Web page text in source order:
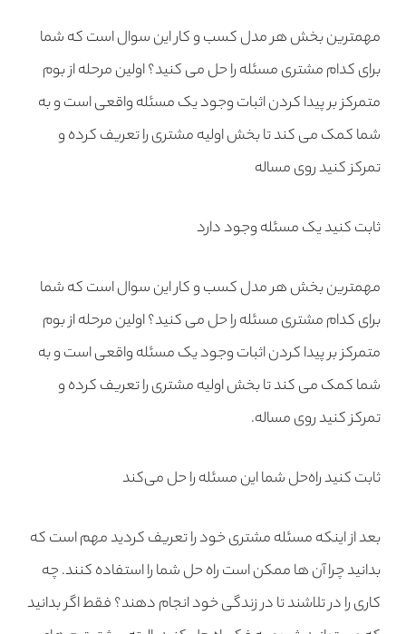
مهمترین بخش هر مدل کسب و کار این سوال است که شما
برای کدام مشتری مسئله را حل می کنید؟ اولین مرحله از بوم
متمرکز بر پیدا کردن اثبات وجود یک مسئله واقعی است و به
شما کمک می کند تا بخش اولیه مشتری را تعریف کرده و
تمرکز کنید روی مساله
ثابت کنید یک مسئله وجود دارد
مهمترین بخش هر مدل کسب و کار این سوال است که شما
برای کدام مشتری مسئله را حل می کنید؟ اولین مرحله از بوم
متمرکز بر پیدا کردن اثبات وجود یک مسئله واقعی است و به
شما کمک می کند تا بخش اولیه مشتری را تعریف کرده و
تمرکز کنید روی مساله.
ثابت کنید راه‌حل شما این مسئله را حل می‌کند
بعد از اینکه مسئله مشتری خود را تعریف کردید مهم است که
بدانید چرا آن ها ممکن است راه حل شما را استفاده کنند. چه
کاری را در تلاشند تا در زندگی خود انجام دهند؟ فقط اگر بدانید